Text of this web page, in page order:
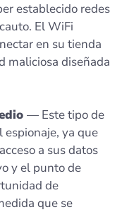
establecido redes
El WiFi
en su tienda
maliciosa diseñada
— Este tipo de
espionaje, ya que
a sus datos
y el punto de
de
que se